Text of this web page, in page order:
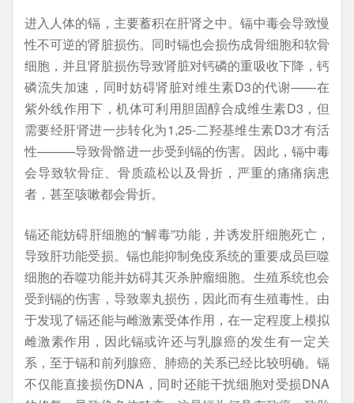
进入人体的镉，主要蓄积在肝肾之中。镉中毒会导致慢
性不可逆的肾脏损伤。同时镉也会损伤成骨细胞和软骨
细胞，并且肾脏损伤导致肾脏对钙磷的重吸收下降，钙
磷流失加速，同时妨碍肾脏对维生素D3的代谢——在
紫外线作用下，机体可利用胆固醇合成维生素D3，但
需要经肝肾进一步转化为1,25-二羟基维生素D3才有活
性———导致骨骼进一步受到镉的伤害。因此，镉中毒
会导致软骨症、骨质疏松以及骨折，严重的痛痛病患
者，甚至咳嗽都会骨折。
镉还能妨碍肝细胞的“解毒”功能，并诱发肝细胞死亡，
导致肝功能受损。镉也能抑制免疫系统的重要成员巨噬
细胞的吞噬功能并妨碍其灭杀肿瘤细胞。生殖系统也会
受到镉的伤害，导致睾丸损伤，因此而有生殖毒性。由
于发现了镉还能与雌激素受体作用，在一定程度上模拟
雌激素作用，因此镉或许还与乳腺癌的发生有一定关
系，至于镉和前列腺癌、肺癌的关系已经比较明确。镉
不仅能直接损伤DNA，同时还能干扰细胞对受损DNA